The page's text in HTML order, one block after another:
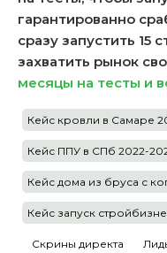
гарантированно
сразу запустить 15
захватить рынок
месяцы на тесты и
Кейс кровли в Самаре
Кейс ППУ в СПб 2022-
Кейс дома из бруса с
Кейс запуск
Скрины директа